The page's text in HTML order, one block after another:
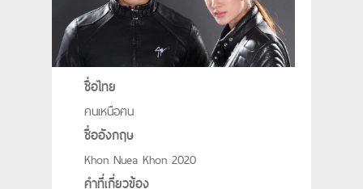
ชื่อไทย
คนเหนือฅน
ชื่ออังกฤษ
Khon Nuea Khon 2020
คำที่เกี่ยวข้อง